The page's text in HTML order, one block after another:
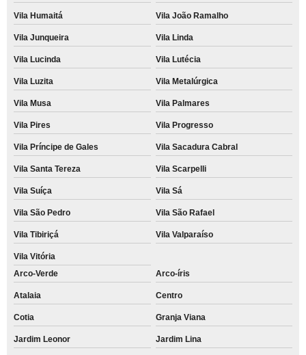
Vila Humaitá Vila João Ramalho
Vila Junqueira Vila Linda
Vila Lucinda Vila Lutécia
Vila Luzita Vila Metalúrgica
Vila Musa Vila Palmares
Vila Pires Vila Progresso
Vila Príncipe de Gales Vila Sacadura Cabral
Vila Santa Tereza Vila Scarpelli
Vila Suíça Vila Sá
Vila São Pedro Vila São Rafael
Vila Tibiriçá Vila Valparaíso
Vila Vitória
Arco-Verde
Arco-íris
Atalaia Centro
Cotia Granja Viana
Jardim Leonor Jardim Lina